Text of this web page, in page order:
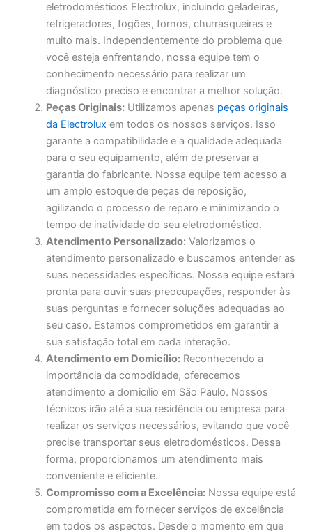
eletrodomésticos Electrolux, incluindo geladeiras,
refrigeradores, fogões, fornos, churrasqueiras e
muito mais. Independentemente do problema que
você esteja enfrentando, nossa equipe tem o
conhecimento necessário para realizar um
diagnóstico preciso e encontrar a melhor solução.
Peças Originais: Utilizamos apenas peças originais
da Electrolux em todos os nossos serviços. Isso
garante a compatibilidade e a qualidade adequada
para o seu equipamento, além de preservar a
garantia do fabricante. Nossa equipe tem acesso a
um amplo estoque de peças de reposição,
agilizando o processo de reparo e minimizando o
tempo de inatividade do seu eletrodoméstico.
Atendimento Personalizado: Valorizamos o
atendimento personalizado e buscamos entender as
suas necessidades específicas. Nossa equipe estará
pronta para ouvir suas preocupações, responder às
suas perguntas e fornecer soluções adequadas ao
seu caso. Estamos comprometidos em garantir a
sua satisfação total em cada interação.
Atendimento em Domicílio: Reconhecendo a
importância da comodidade, oferecemos
atendimento a domicílio em São Paulo. Nossos
técnicos irão até a sua residência ou empresa para
realizar os serviços necessários, evitando que você
precise transportar seus eletrodomésticos. Dessa
forma, proporcionamos um atendimento mais
conveniente e eficiente.
Compromisso com a Excelência: Nossa equipe está
comprometida em fornecer serviços de excelência
em todos os aspectos. Desde o momento em que